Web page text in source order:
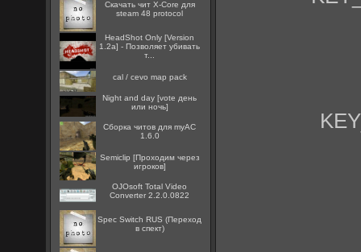
Скачать чит X-Core для
steam 48 protocol
HeadShot Only [Version
1.2a] - Позволяет убивать
т...
cal / cevo map pack
Night and day [vote день
или ночь]
Сборка читов для myAC
1.6.0
Semiclip [Проходим через
игроков]
OJOsoft Total Video
Converter 2.2.0.0822
Spec Switch RUS (Переход
в спект)